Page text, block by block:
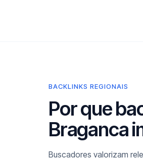
BACKLINKS REGIONAIS
Por que
Braganca
Buscadores valorizam